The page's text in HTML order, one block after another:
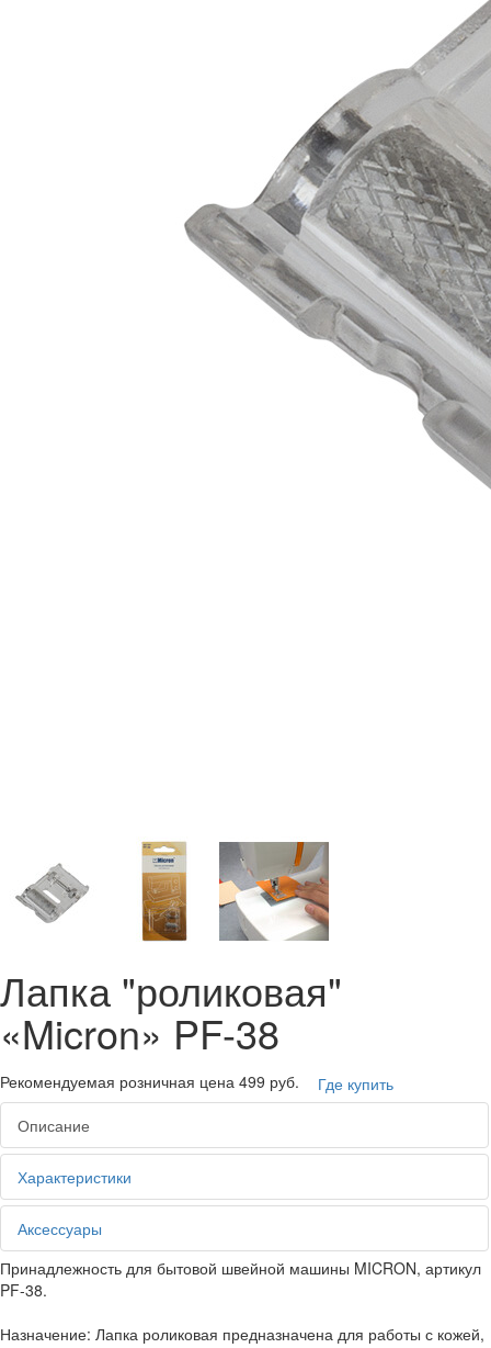
Лапка "роликовая"
«Micron» PF-38
Рекомендуемая розничная цена 499 руб.
Где купить
Описание
Характеристики
Аксессуары
Принадлежность для бытовой швейной машины MICRON, артикул
PF-38.
Назначение: Лапка роликовая предназначена для работы с кожей,